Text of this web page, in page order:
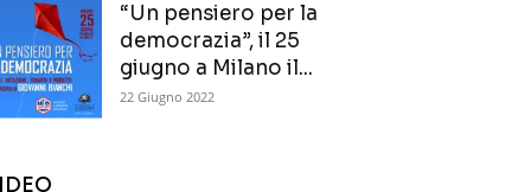
“Un pensiero per la
democrazia”, il 25
giugno a Milano il...
22 Giugno 2022